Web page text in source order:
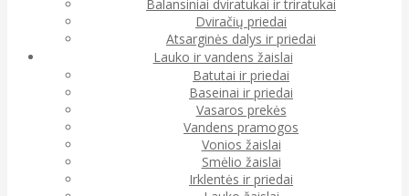
Balansiniai dviratukai ir triratukai
Dviračių priedai
Atsarginės dalys ir priedai
Lauko ir vandens žaislai
Batutai ir priedai
Baseinai ir priedai
Vasaros prekės
Vandens pramogos
Vonios žaislai
Smėlio žaislai
Irklentės ir priedai